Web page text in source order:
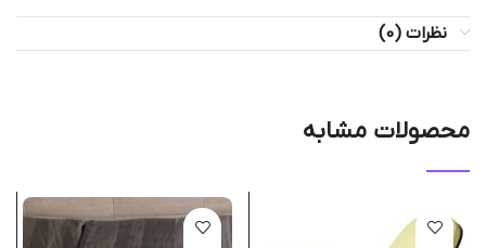
نظرات (0)
محصولات مشابه